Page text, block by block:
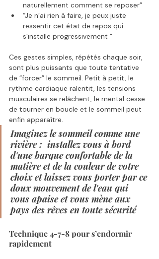
naturellement comment se reposer”
“Je n’ai rien à faire, je peux juste
ressentir cet état de repos qui
s'installe progressivement ”
Ces gestes simples, répétés chaque soir,
sont plus puissants que toute tentative
de “forcer” le sommeil. Petit à petit, le
rythme cardiaque ralentit, les tensions
musculaires se relâchent, le mental cesse
de tourner en boucle et le sommeil peut
enfin apparaître.
Imaginez le sommeil comme une
rivière :  installez vous à bord
d'une barque confortable de la
matière et de la couleur de votre
choix et laissez vous porter par ce
doux mouvement de l'eau qui
vous apaise et vous mène aux
pays des rêves en toute sécurité
Technique 4-7-8 pour s’endormir
rapidement